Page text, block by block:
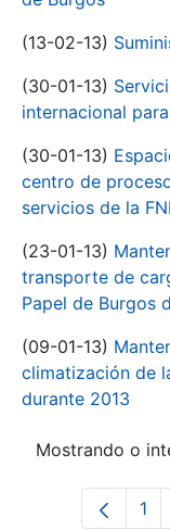
(13-02-13)
(30-01-13)
internacional
(30-01-13)
centro de
servicios de la
(23-01-13)
transporte de
Papel de Burgos
(09-01-13)
climatización de
durante 2013
Mostrando o
1